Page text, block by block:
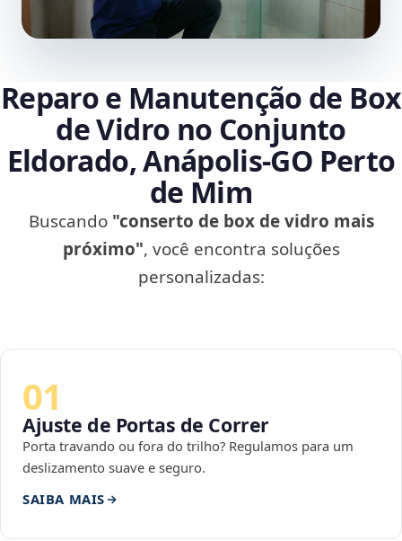
Reparo e Manutenção de Box
de Vidro no Conjunto
Eldorado, Anápolis‑GO Perto
de Mim
Buscando "conserto de box de vidro mais
próximo", você encontra soluções
personalizadas:
01
Ajuste de Portas de Correr
Porta travando ou fora do trilho? Regulamos para um
deslizamento suave e seguro.
SAIBA MAIS